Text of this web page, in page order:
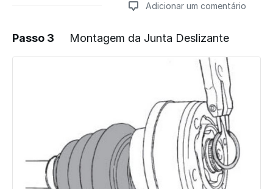
Adicionar um comentário
Adicionar um comentário
Passo 3 Montagem da Junta Deslizante